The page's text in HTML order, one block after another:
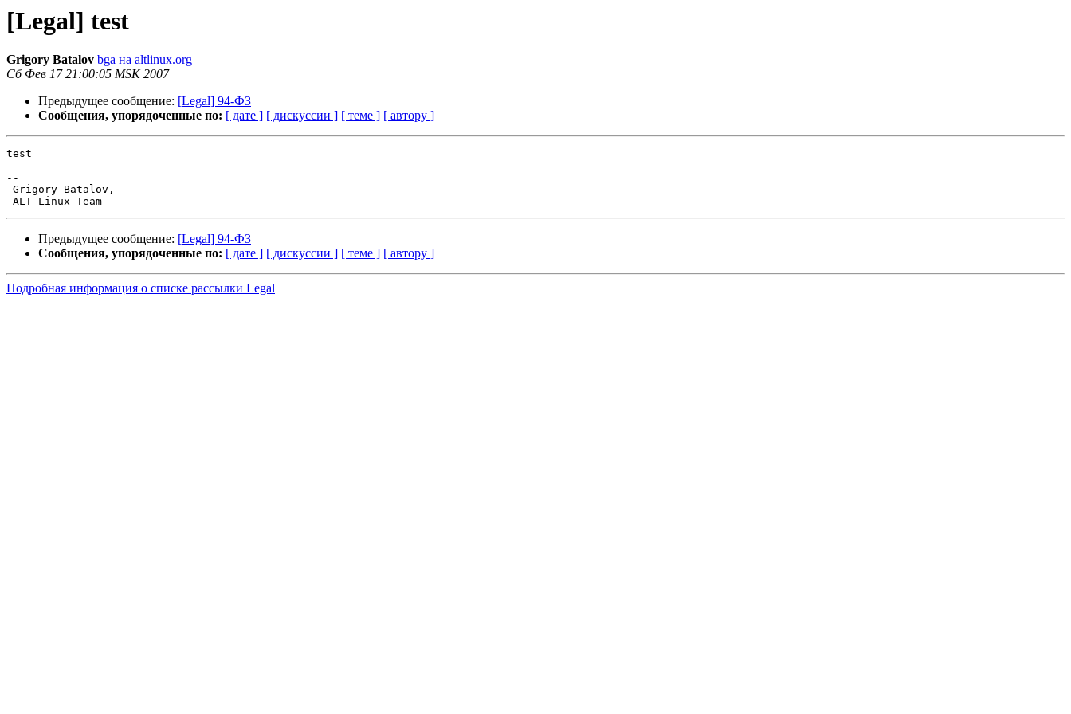
[Legal] test
Grigory Batalov bga на altlinux.org
Сб Фев 17 21:00:05 MSK 2007
Предыдущее сообщение: [Legal] 94-ФЗ
Сообщения, упорядоченные по: [ дате ] [ дискуссии ] [ теме ] [ автору ]
test
--
Grigory Batalov,
Предыдущее сообщение: [Legal] 94-ФЗ
Сообщения, упорядоченные по: [ дате ] [ дискуссии ] [ теме ] [ автору ]
Подробная информация о списке рассылки Legal